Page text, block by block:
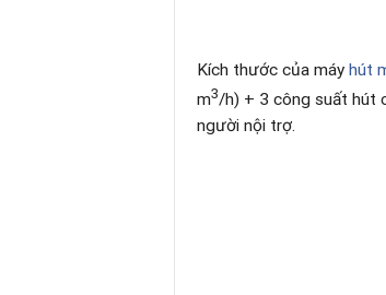
Kích thước của máy hút
m3/h) + 3 công suất hút
người nội trợ.